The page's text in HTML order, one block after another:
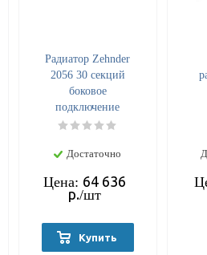
Радиатор Zehnder
2056 30 секций
боковое
подключение
Достаточно
Цена: 64 636
р./шт
Купить